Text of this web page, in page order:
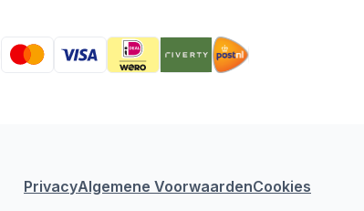
PrivacyAlgemene VoorwaardenCookies